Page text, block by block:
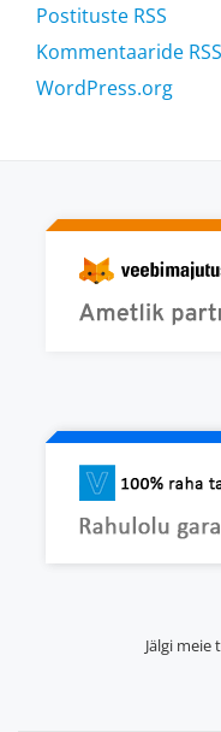
Postituste RSS
Kommentaaride RSS
WordPress.org
Jälgi meie